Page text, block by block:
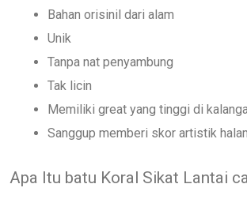
Bahan orisinil dari alam
Unik
Tanpa nat penyambung
Tak licin
Memiliki great yang tinggi di
Sanggup memberi skor artistik
Apa Itu batu Koral Sikat Lantai